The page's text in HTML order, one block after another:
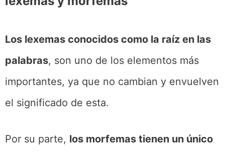
Los lexemas conocidos como la raíz en las
palabras, son uno de los elementos más
importantes, ya que no cambian y envuelven
el significado de esta.
Por su parte, los morfemas tienen un único